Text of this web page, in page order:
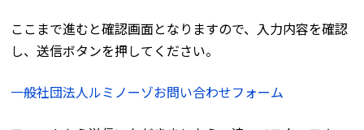
ここまで進むと確認画面となりますので、入力内容を確認
し、送信ボタンを押してください。
一般社団法人ルミノーゾお問い合わせフォーム